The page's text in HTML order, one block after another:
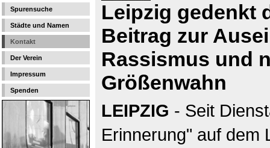
Spurensuche
Städte und Namen
Kontakt
Der Verein
Impressum
Spenden
Leipzig gedenkt
Beitrag zur
Rassismus und
Größenwahn
LEIPZIG - Seit
Erinnerung" auf dem